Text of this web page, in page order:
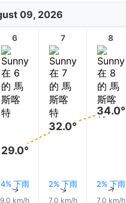
09, 2026
6
29.0°
4% 下雨
↑
9.0 km/h
7
32.0°
2% 下雨
↑
7.0 km/h
8
34.0°
2% 下雨
↑
7.0 km/h